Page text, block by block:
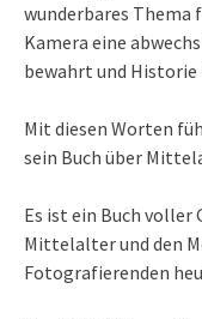
wunderbares Thema
Kamera eine
bewahrt und
Mit diesen Worten
sein Buch über
Es ist ein Buch voller
Mittelalter und den
Fotografierenden